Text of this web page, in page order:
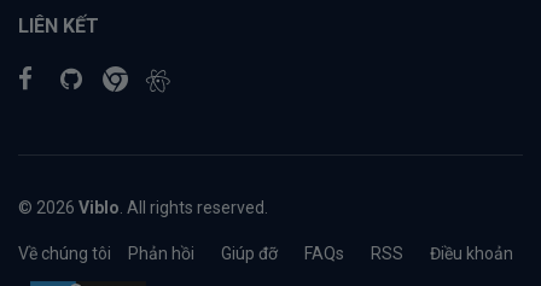
LIÊN KẾT
© 2026 Viblo . All rights reserved.
Về chúng tôi Phản hồi Giúp đỡ FAQs RSS Điều khoản